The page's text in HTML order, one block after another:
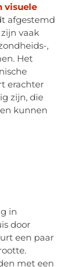
visuele
afgestemd
vaak
,
Het
erachter
zijn, die
kunnen
in
door
een paar
met een